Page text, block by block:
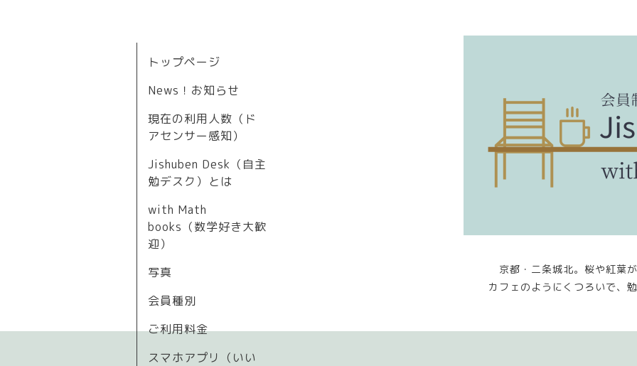
京都・二条城北。桜や紅葉
カフェのようにくつろいで、
トップページ
News！お知らせ
現在の利用人数（ド
アセンサー感知）
Jishuben Desk（自主
勉デスク）とは
with Math
books（数学好き大歓
迎）
写真
会員種別
ご利用料金
スマホアプリ（いい